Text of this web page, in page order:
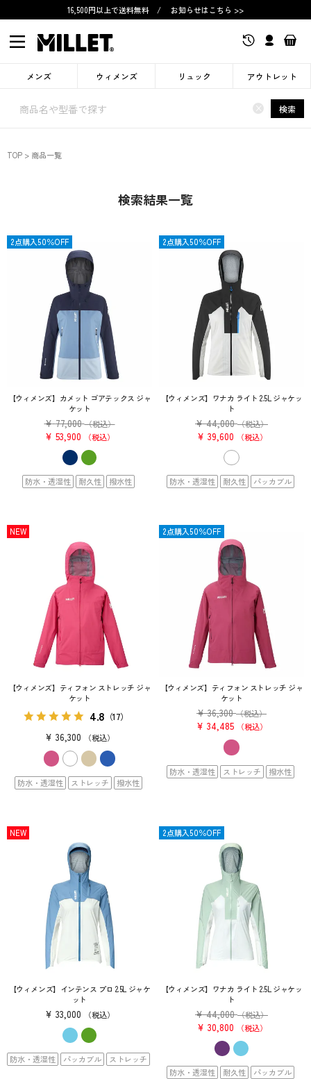
16,500円以上で送料無料 / お知らせはこちら >>
メンズ ウィメンズ リュック アウトレット
× 検索
TOP 商品一覧
検索結果一覧
【ウィメンズ】カメット ゴアテックス ジャ
ケット
¥ 77,000 （税込）
¥ 53,900 税込
OUTLET
防水・透湿性 耐久性 撥水性
2点購入50％OFF
【ウィメンズ】ワナカ ライト 2.5L ジャケッ
ト
¥ 44,000 （税込）
¥ 39,600 税込
OUTLET
防水・透湿性 耐久性 パッカブル
2点購入50％OFF
【ウィメンズ】ティフォン ストレッチ ジャ
ケット
4.8 （17）
¥ 36,300 税込
NEW
防水・透湿性 ストレッチ 撥水性
【ウィメンズ】ティフォン ストレッチ ジャ
ケット
¥ 36,300 （税込）
¥ 34,485 税込
OUTLET
防水・透湿性 ストレッチ 撥水性
2点購入50％OFF
【ウィメンズ】インテンス プロ 2.5L ジャケ
ット
¥ 33,000 税込
NEW
防水・透湿性 パッカブル ストレッチ
【ウィメンズ】ワナカ ライト 2.5L ジャケッ
ト
¥ 44,000 （税込）
¥ 30,800 税込
SALE
防水・透湿性 耐久性 パッカブル
2点購入50％OFF